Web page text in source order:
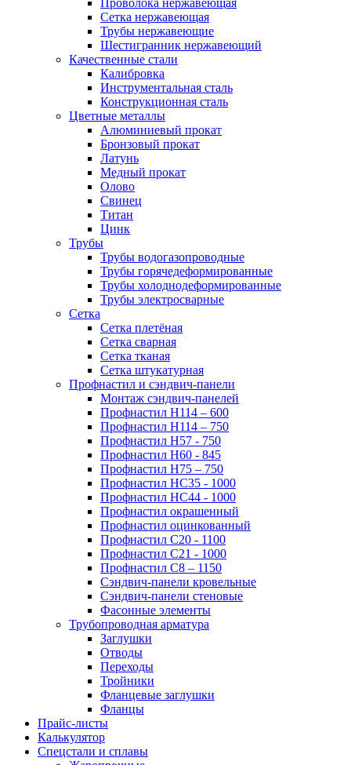
Проволока нержавеющая
Сетка нержавеющая
Трубы нержавеющие
Шестигранник нержавеющий
Качественные стали
Калибровка
Инструментальная сталь
Конструкционная сталь
Цветные металлы
Алюминиевый прокат
Бронзовый прокат
Латунь
Медный прокат
Олово
Свинец
Титан
Цинк
Трубы
Трубы водогазопроводные
Трубы горячедеформированные
Трубы холоднодеформированные
Трубы электросварные
Сетка
Сетка плетёная
Сетка сварная
Сетка тканая
Сетка штукатурная
Профнастил и сэндвич-панели
Монтаж сэндвич-панелей
Профнастил Н114 – 600
Профнастил Н114 – 750
Профнастил Н57 - 750
Профнастил Н60 - 845
Профнастил Н75 – 750
Профнастил НС35 - 1000
Профнастил НС44 - 1000
Профнастил окрашенный
Профнастил оцинкованный
Профнастил С20 - 1100
Профнастил С21 - 1000
Профнастил С8 – 1150
Сэндвич-панели кровельные
Сэндвич-панели стеновые
Фасонные элементы
Трубопроводная арматура
Заглушки
Отводы
Переходы
Тройники
Фланцевые заглушки
Фланцы
Прайс-листы
Калькулятор
Спецстали и сплавы